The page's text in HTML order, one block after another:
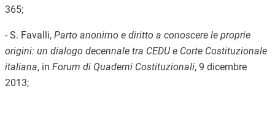
365;
- S. Favalli, Parto anonimo e diritto a conoscere le proprie
origini: un dialogo decennale tra CEDU e Corte Costituzionale
italiana, in Forum di Quaderni Costituzionali, 9 dicembre
2013;